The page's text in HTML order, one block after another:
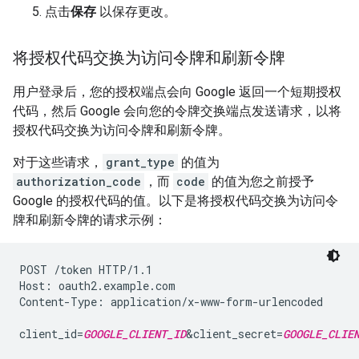
点击保存 以保存更改。
将授权代码交换为访问令牌和刷新令牌
用户登录后，您的授权端点会向 Google 返回一个短期授权
代码，然后 Google 会向您的令牌交换端点发送请求，以将
授权代码交换为访问令牌和刷新令牌。
对于这些请求， grant_type 的值为
authorization_code
，而 code 的值为您之前授予
Google 的授权代码的值。以下是将授权代码交换为访问令
牌和刷新令牌的请求示例：
POST /token HTTP/1.1
Host: oauth2.example.com
Content-Type: application/x-www-form-urlencoded
client_id=GOOGLE_CLIENT_ID&client_secret=